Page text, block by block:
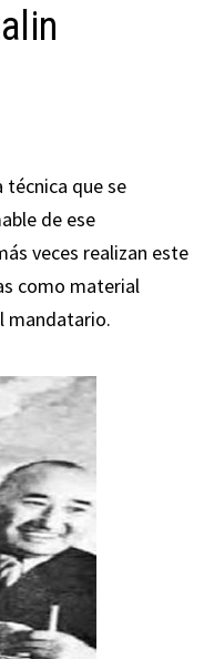
que se
de ese
veces realizan este
como material
mandatario.